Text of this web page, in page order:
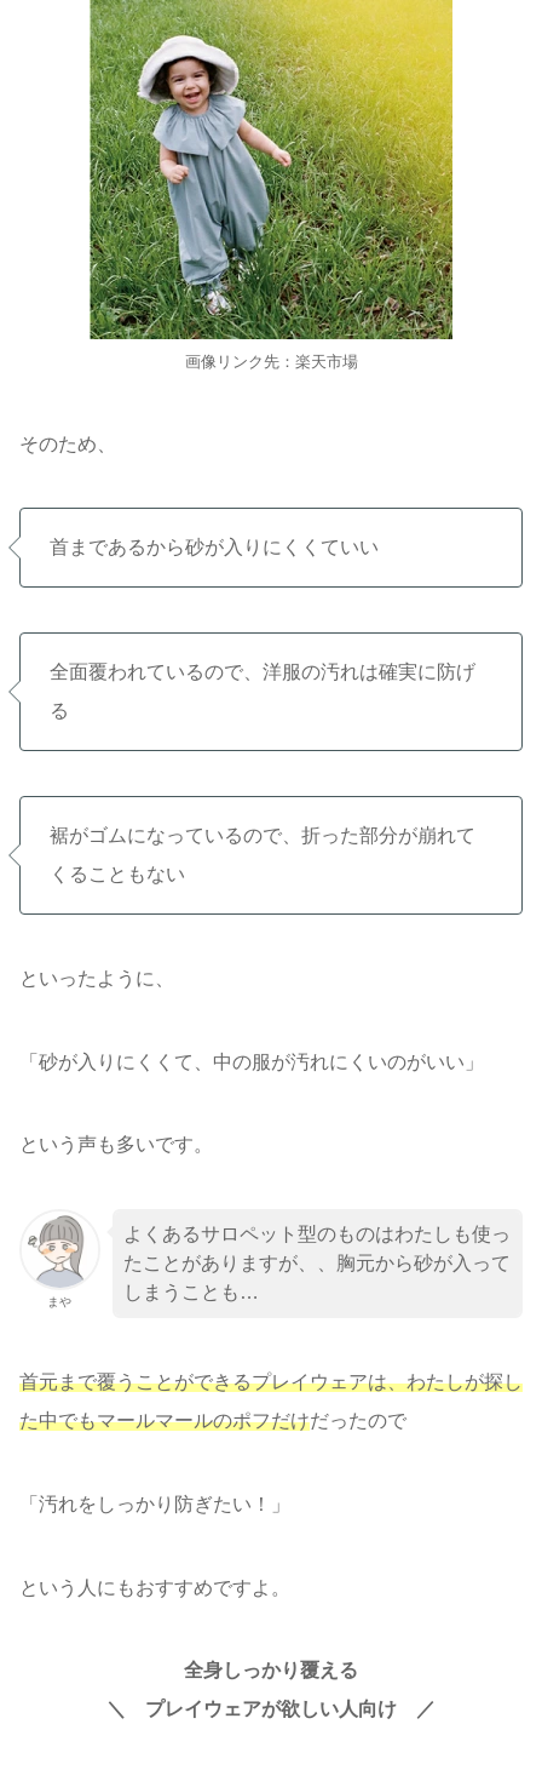
画像リンク先：楽天市場
そのため、
首まであるから砂が入りにくくていい
全面覆われているので、洋服の汚れは確実に防げ
る
裾がゴムになっているので、折った部分が崩れて
くることもない
といったように、
「砂が入りにくくて、中の服が汚れにくいのがいい」
という声も多いです。
まや
よくあるサロペット型のものはわたしも使っ
たことがありますが、、胸元から砂が入って
しまうことも…
首元まで覆うことができるプレイウェアは、わたしが探し
た中でもマールマールのポフだけだったので
「汚れをしっかり防ぎたい！」
という人にもおすすめですよ。
全身しっかり覆える
＼ プレイウェアが欲しい人向け ／